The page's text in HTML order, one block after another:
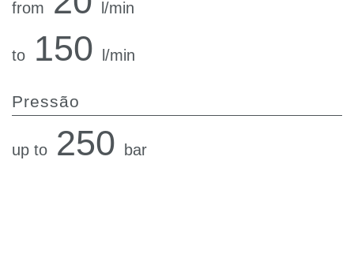
from l/min
to 150 l/min
Pressão
up to 250 bar